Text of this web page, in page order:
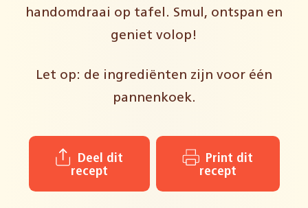
handomdraai op tafel. Smul, ontspan en
geniet volop!
Let op: de ingrediënten zijn voor één
pannenkoek.
recept
recept